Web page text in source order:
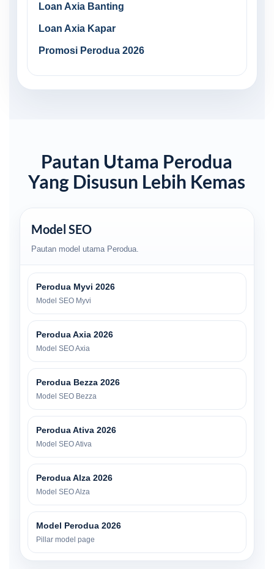
Loan Axia Banting
Loan Axia Kapar
Promosi Perodua 2026
Pautan Utama Perodua
Yang Disusun Lebih Kemas
Model SEO
Pautan model utama Perodua.
Perodua Myvi 2026
Model SEO Myvi
Perodua Axia 2026
Model SEO Axia
Perodua Bezza 2026
Model SEO Bezza
Perodua Ativa 2026
Model SEO Ativa
Perodua Alza 2026
Model SEO Alza
Model Perodua 2026
Pillar model page